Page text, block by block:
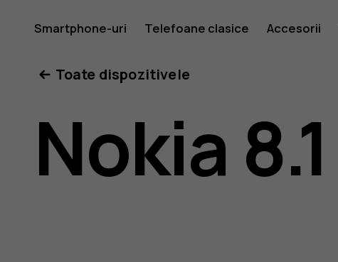
Ghid
de
utilizare
Smartphone-uri Telefoane clasice Accesorii
Toate dispozitivele
Nokia 8.1